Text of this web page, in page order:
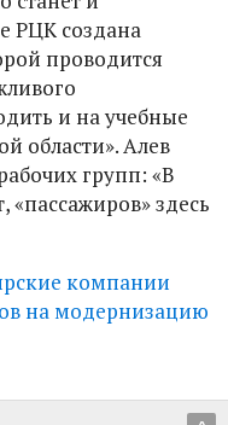
РЦК создана
проводится
и на учебные
области». Алев
групп: «В
«пассажиров» здесь
компании
на модернизацию